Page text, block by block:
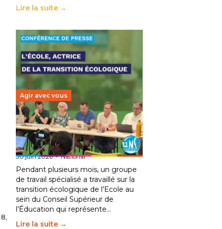
Lire la suite →
Agir avec vous
Transition écologique de
l’éducation : l’UNSA Éducation
fait bouger les lignes
30 juin 2026-National
Pendant plusieurs mois, un groupe
de travail spécialisé a travaillé sur la
transition écologique de l’Ecole au
sein du Conseil Supérieur de
l’Éducation qui représente…
Lire la suite →